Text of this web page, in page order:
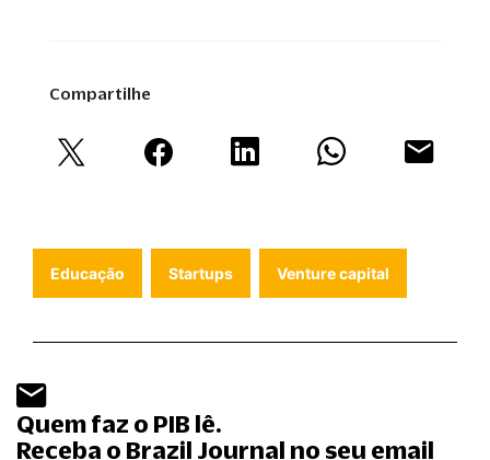
Compartilhe
Educação Startups Venture capital
Quem faz o PIB lê.
Receba o Brazil Journal no seu email